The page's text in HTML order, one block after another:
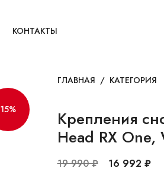
КОНТАКТЫ
15%
ГЛАВНАЯ / КАТЕГОРИЯ
Крепления
Head RX
19 990 ₽ 16 992 ₽